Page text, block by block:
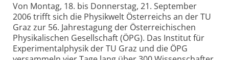
Von Montag, 18. bis Donnerstag, 21. September
2006 trifft sich die Physikwelt Österreichs an der TU
Graz zur 56. Jahrestagung der Österreichischen
Physikalischen Gesellschaft (ÖPG). Das Institut für
Experimentalphysik der TU Graz und die ÖPG